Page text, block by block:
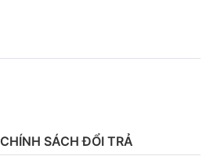
CHÍNH SÁCH ĐỔI TRẢ